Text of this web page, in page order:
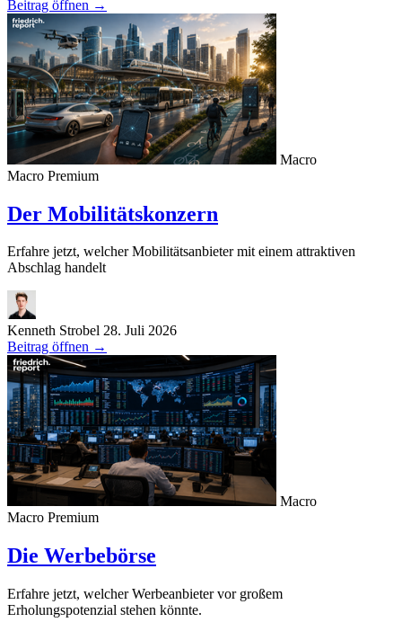
Beitrag öffnen →
Macro
Macro Premium
Der Mobilitätskonzern
Erfahre jetzt, welcher Mobilitätsanbieter mit einem attraktiven
Abschlag handelt
Kenneth Strobel 28. Juli 2026
Beitrag öffnen →
Macro
Macro Premium
Die Werbebörse
Erfahre jetzt, welcher Werbeanbieter vor großem
Erholungspotenzial stehen könnte.